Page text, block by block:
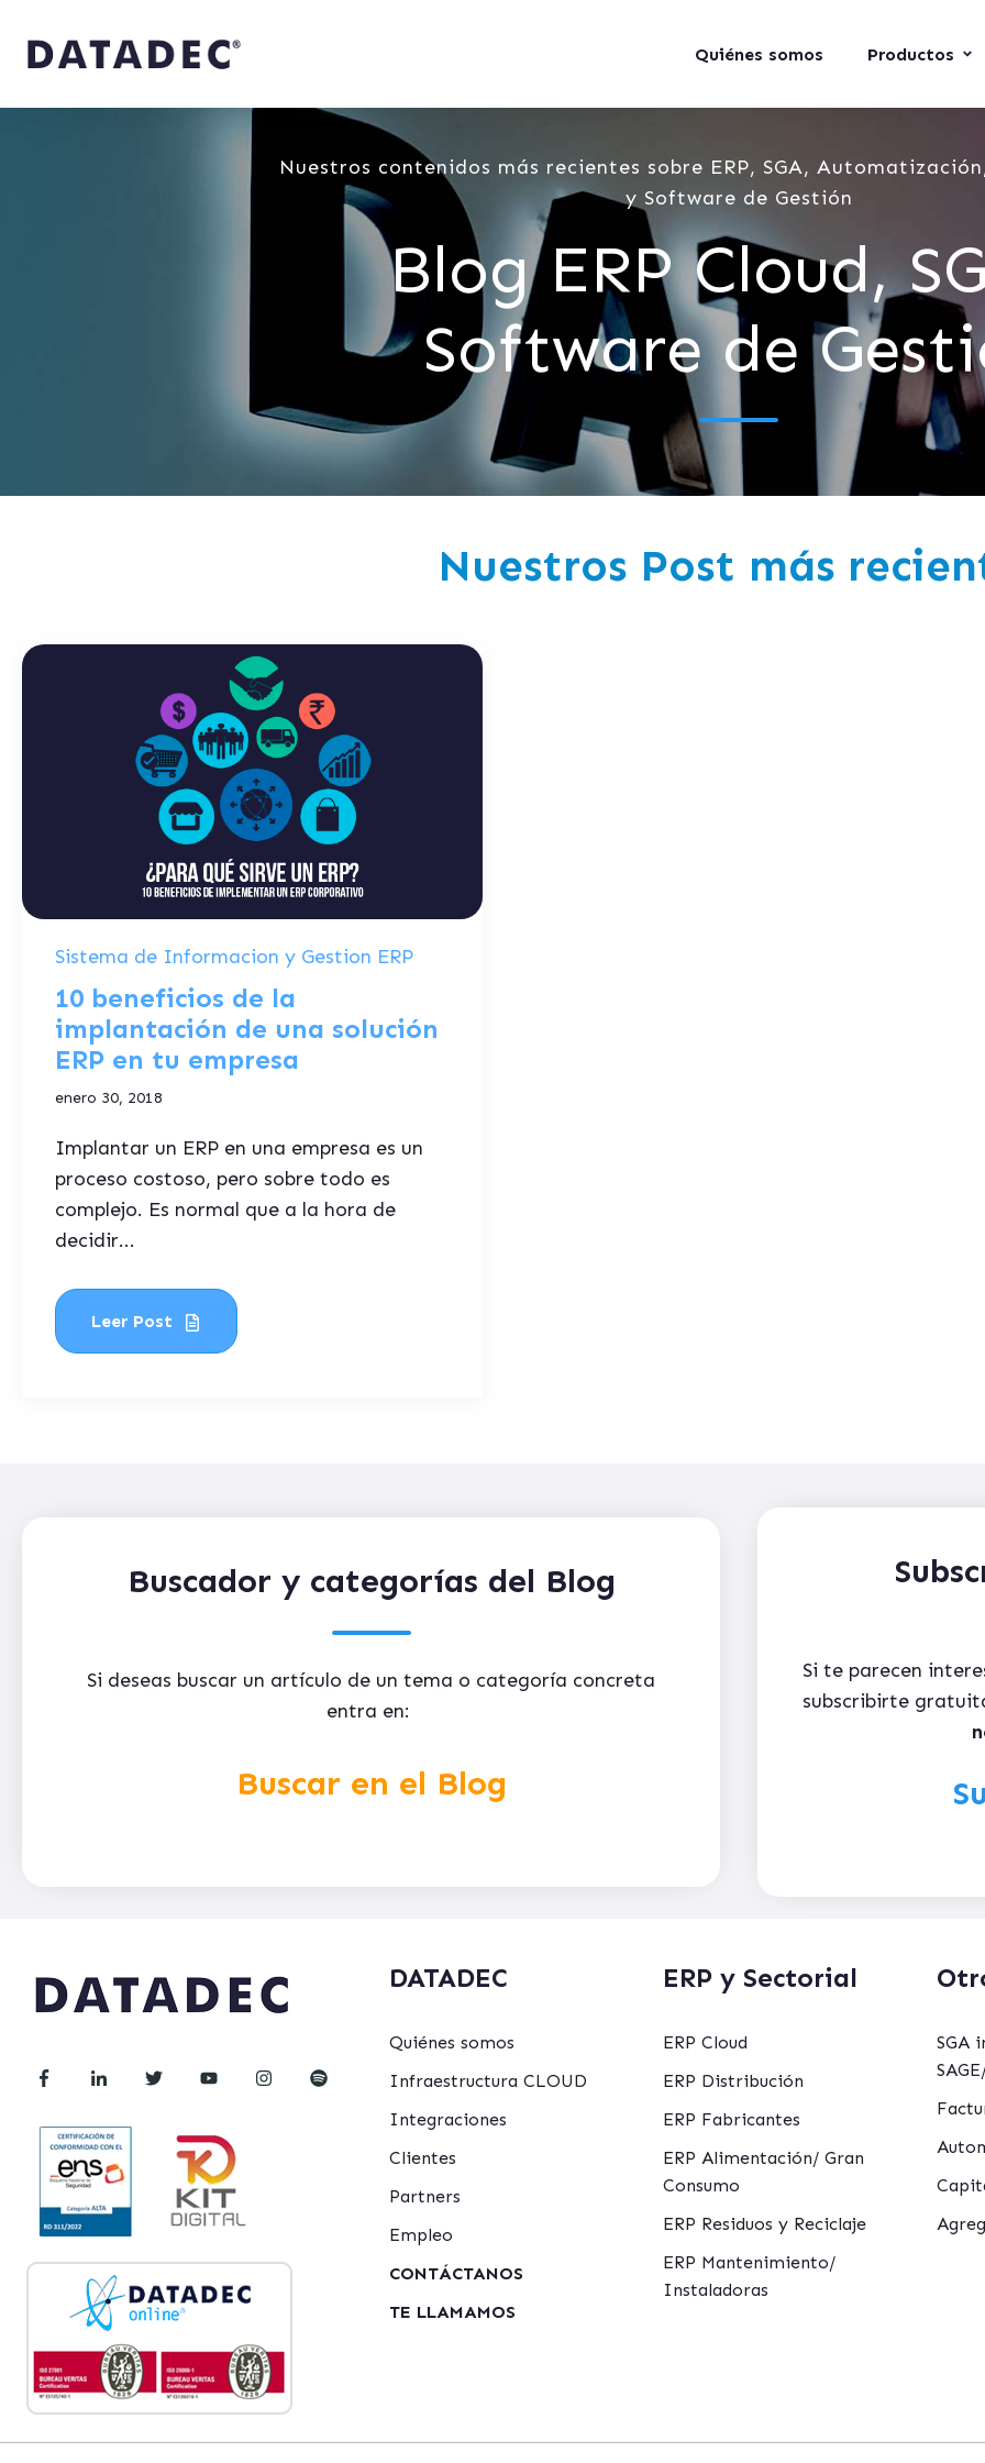
Quiénes somos Productos
Nuestros contenidos más recientes sobre ERP, SGA,
y Software de Gestión
Blog ERP Cloud,
Software de
Nuestros Post más
Sistema de Informacion y Gestion ERP
10 beneficios de la
implantación de una solución
ERP en tu empresa
enero 30, 2018
Implantar un ERP en una empresa es un
proceso costoso, pero sobre todo es
complejo. Es normal que a la hora de
decidir...
Leer Post
Buscador y categorías del Blog
Si deseas buscar un artículo de un tema o categoría concreta
entra en:
Buscar en el Blog
Si te parecen
subscribirte
DATADEC
Quiénes somos
Infraestructura CLOUD
Integraciones
Clientes
Partners
Empleo
CONTÁCTANOS
TE LLAMAMOS
ERP y Sectorial
ERP Cloud
ERP Distribución
ERP Fabricantes
ERP Alimentación/ Gran
Consumo
ERP Residuos y Reciclaje
ERP Mantenimiento/
Instaladoras
SGA